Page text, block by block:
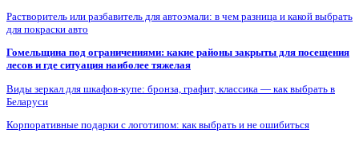
Растворитель или разбавитель для автоэмали: в чем разница и какой выбрать
для покраски авто
Гомельщина под ограничениями: какие районы закрыты для посещения
лесов и где ситуация наиболее тяжелая
Виды зеркал для шкафов-купе: бронза, графит, классика — как выбрать в
Беларуси
Корпоративные подарки с логотипом: как выбрать и не ошибиться